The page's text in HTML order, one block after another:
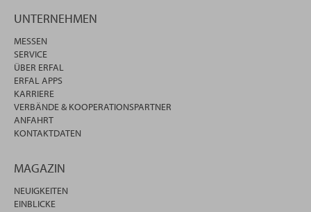
UNTERNEHMEN
MESSEN
SERVICE
ÜBER ERFAL
ERFAL APPS
KARRIERE
VERBÄNDE & KOOPERATIONSPARTNER
ANFAHRT
KONTAKTDATEN
MAGAZIN
NEUIGKEITEN
EINBLICKE